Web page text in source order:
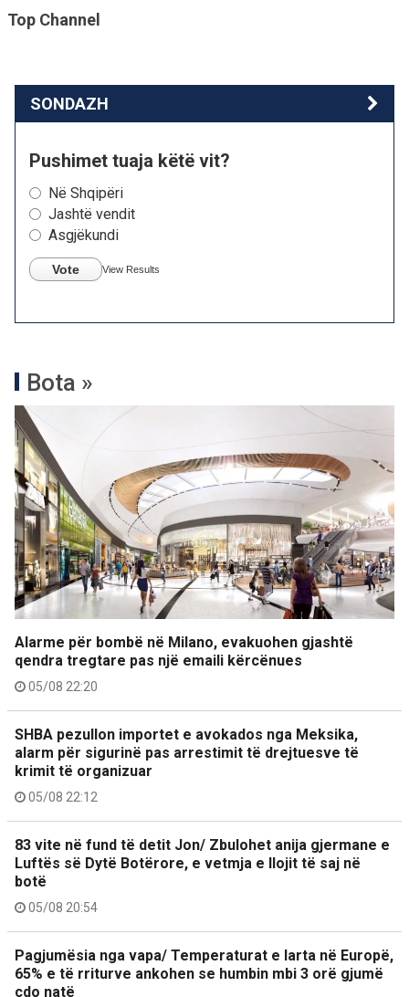
Top Channel
SONDAZH
Pushimet tuaja këtë vit?
Në Shqipëri
Jashtë vendit
Asgjëkundi
Vote View Results
Bota »
Alarme për bombë në Milano, evakuohen gjashtë
qendra tregtare pas një emaili kërcënues
05/08 22:20
SHBA pezullon importet e avokados nga Meksika,
alarm për sigurinë pas arrestimit të drejtuesve të
krimit të organizuar
05/08 22:12
83 vite në fund të detit Jon/ Zbulohet anija gjermane e
Luftës së Dytë Botërore, e vetmja e llojit të saj në
botë
05/08 20:54
Pagjumësia nga vapa/ Temperaturat e larta në Europë,
65% e të rriturve ankohen se humbin mbi 3 orë gjumë
çdo natë